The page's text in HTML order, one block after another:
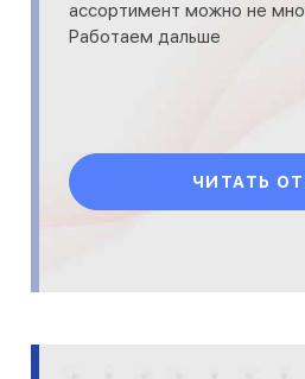
ассортимент можно не
Работаем дальше
ЧИТАТЬ